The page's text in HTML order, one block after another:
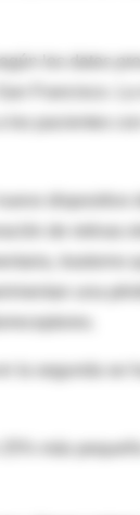
los datos
Francisco. La
pacientes
de retinas
trastorno
una
la segunda se
más